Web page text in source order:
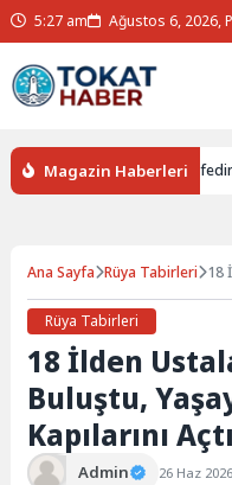
5:27 am Ağustos 6, 2026,
Magazin Haberleri
Gizemlerini Keşfedin
Ana Sayfa Rüya Tabirleri 18
Rüya Tabirleri
18 İlden
Buluştu,
Kapılarını Açtı
Admin 26 Haz